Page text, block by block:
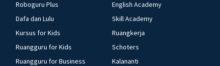
Roboguru Plus
Dafa dan Lulu
Kursus for Kids
Ruangguru for Kids
Ruangguru for Business
English Academy
Skill Academy
Ruangkerja
Schoters
Kalananti